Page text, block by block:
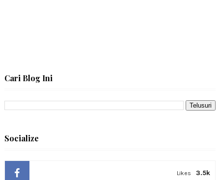
Cari Blog Ini
Socialize
3.5k
Likes